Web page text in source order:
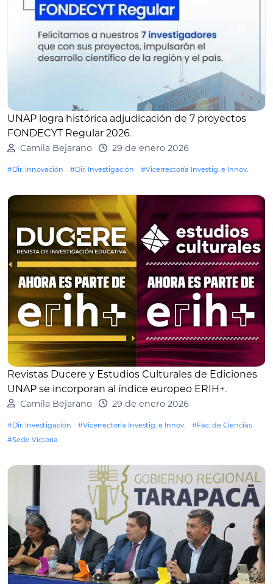
UNAP logra histórica adjudicación de 7 proyectos
FONDECYT Regular 2026.
Camila Bejarano 29 de enero 2026
#Dir. Innovación #Dir. Investigación #Vicerrectoría Investig. e Innov.
Revistas Ducere y Estudios Culturales de Ediciones
UNAP se incorporan al índice europeo ERIH+.
Camila Bejarano 29 de enero 2026
#Dir. Investigación #Vicerrectoría Investig. e Innov.
#Fac. de Ciencias
#Sede Victoria